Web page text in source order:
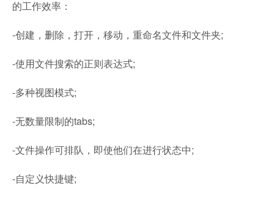
的工作效率：
-创建，删除，打开，移动，重命名文件和文件夹;
-使用文件搜索的正则表达式;
-多种视图模式;
-无数量限制的tabs;
-文件操作可排队，即使他们在进行状态中;
-自定义快捷键;